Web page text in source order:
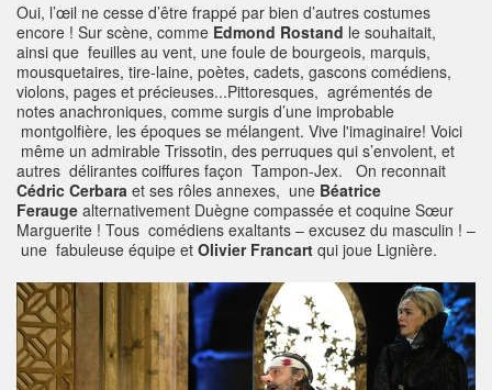
Oui, l’œil ne cesse d’être frappé par bien d’autres costumes
encore ! Sur scène, comme Edmond Rostand le souhaitait,
ainsi que feuilles au vent, une foule de bourgeois, marquis,
mousquetaires, tire-laine, poètes, cadets, gascons comédiens,
violons, pages et précieuses...Pittoresques, agrémentés de
notes anachroniques, comme surgis d’une improbable
montgolfière, les époques se mélangent. Vive l'imaginaire! Voici
même un admirable Trissotin, des perruques qui s’envolent, et
autres délirantes coiffures façon Tampon-Jex. On reconnait
Cédric Cerbara et ses rôles annexes, une Béatrice
Ferauge alternativement Duègne compassée et coquine Sœur
Marguerite ! Tous comédiens exaltants – excusez du masculin ! –
une fabuleuse équipe et Olivier Francart qui joue Lignière.